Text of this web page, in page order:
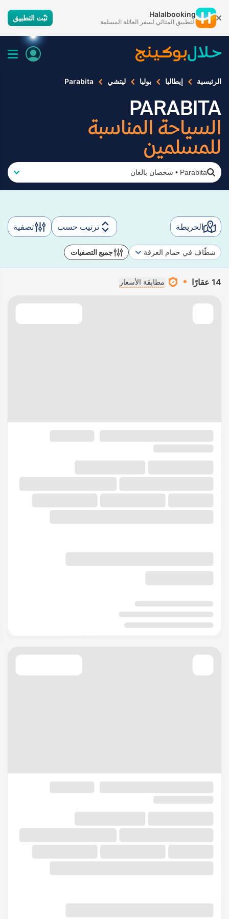
Halalbooking
التطبيق المثالي لسفر العائلة المسلمة ثبّت التطبيق
الرئيسية إيطاليا بوليا ليتشي Parabita
PARABITA
السياحة المناسبة
للمسلمين
Parabita
• شخصان بالغان
الخريطة ترتيب حسب تصفية
شطّاف في حمام الغرفة جميع التصفيات
14 عقارًا مطابقة الأسعار